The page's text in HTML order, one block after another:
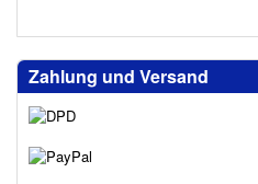
Zahlung und Versand